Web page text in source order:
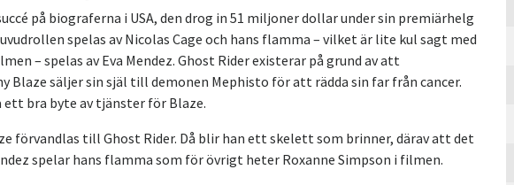
på biograferna i USA, den drog in 51 miljoner dollar under sin premiärhelg
spelas av Nicolas Cage och hans flamma – vilket är lite kul sagt med
– spelas av Eva Mendez. Ghost Rider existerar på grund av att
säljer sin själ till demonen Mephisto för att rädda sin far från cancer.
ett bra byte av tjänster för Blaze.
förvandlas till Ghost Rider. Då blir han ett skelett som brinner, därav att det
spelar hans flamma som för övrigt heter Roxanne Simpson i filmen.